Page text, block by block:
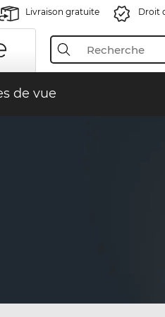
Livraison gratuite Droit
de vue